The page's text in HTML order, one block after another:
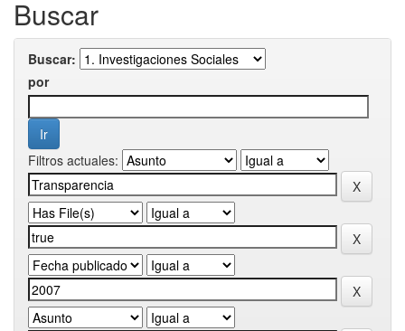
Buscar
Buscar:
por
Filtros actuales: